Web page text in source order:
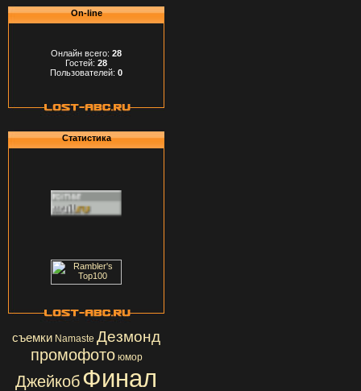
On-line
Онлайн всего: 28
Гостей: 28
Пользователей: 0
Статистика
съемки Namaste Дезмонд
промофото юмор
ДжейкобФинал